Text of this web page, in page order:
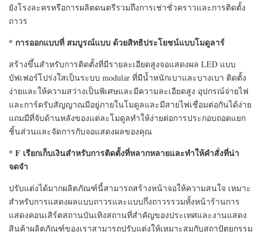
ยังโรงละครหรือการผลิตดนตรีรวมถึงการเช่าชั่วคราวและการติดตั้ง
ถาวร
* การออกแบบที่ สมบูรณ์แบบ ด้วยสิทธิประโยชน์แบบโมดูลาร์
สร้างขึ้นสำหรับการติดตั้งที่มีรายละเอียดสูงจอแสดงผล LED แบบ
บัฟเฟอร์โปร่งใสเป็นระบบ modular ที่มีน้ำหนักเบาและบางเบา ติดตั้ง
ง่ายและให้ความสว่างเป็นพิเศษและมีความละเอียดสูง อุปกรณ์จ่ายไฟ
และการ์ดรับสัญญาณมีอยู่ภายในโมดูลและมีสายไฟเชื่อมต่อกันได้ง่าย
แถมมีที่จับด้านหลังของแต่ละโมดูลทำให้ง่ายต่อการประกอบถอดแยก
ชิ้นส่วนและจัดการกับจอแสดงผลของคุณ
* F เรียกเก็บเงินสำหรับการติดตั้งที่หลากหลายและทำให้คำสั่งที่น่า
จดจำ
ปรับแต่งได้มากผลิตภัณฑ์นี้สามารถสร้างหน้าจอให้ความสนใจ เหมาะ
สำหรับการแสดงผลแบบถาวรและแบบกึ่งถาวรรวมทั้งหน้าร้านการ
แสดงคอนเสิร์ตสถานบันเทิงสถานที่สำคัญของประเทศและงานแสดง
สินค้าผลิตภัณฑ์ของเราสามารถปรับแต่งให้เหมาะสมกับสถาปัตยกรรม